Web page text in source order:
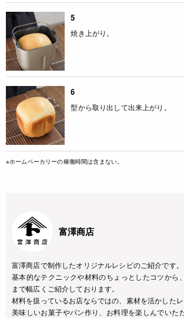
5
焼き上がり。
6
型から取り出して出来上がり。
※ホームベーカリーの稼働時間は含まない。
富澤商店
富澤商店で制作したオリジナルレシピのご紹介です。
基本的なテクニックや材料のちょっとしたコツから
まで幅広くご紹介しております。
材料を扱っているお店ならではの、素材を活かした
美味しいお菓子やパン作り、お料理を楽しんでいた